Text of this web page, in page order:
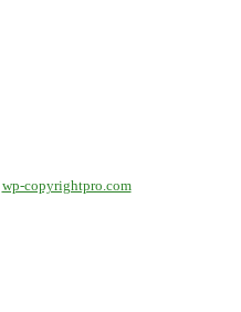
wp-copyrightpro.com